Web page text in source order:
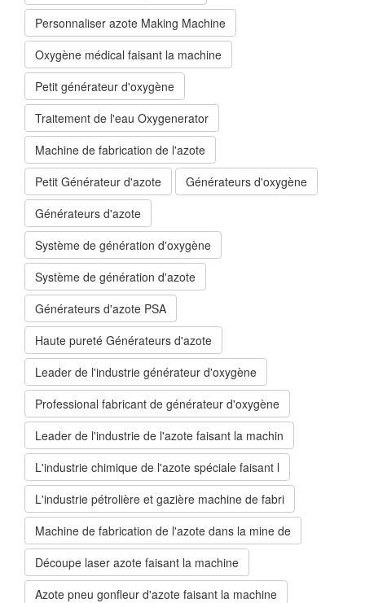
Personnaliser azote Making Machine
Oxygène médical faisant la machine
Petit générateur d'oxygène
Traitement de l'eau Oxygenerator
Machine de fabrication de l'azote
Petit Générateur d'azote
Générateurs d'oxygène
Générateurs d'azote
Système de génération d'oxygène
Système de génération d'azote
Générateurs d'azote PSA
Haute pureté Générateurs d'azote
Leader de l'industrie générateur d'oxygène
Professional fabricant de générateur d'oxygène
Leader de l'industrie de l'azote faisant la machin
L'industrie chimique de l'azote spéciale faisant l
L'industrie pétrolière et gazière machine de fabri
Machine de fabrication de l'azote dans la mine de
Découpe laser azote faisant la machine
Azote pneu gonfleur d'azote faisant la machine